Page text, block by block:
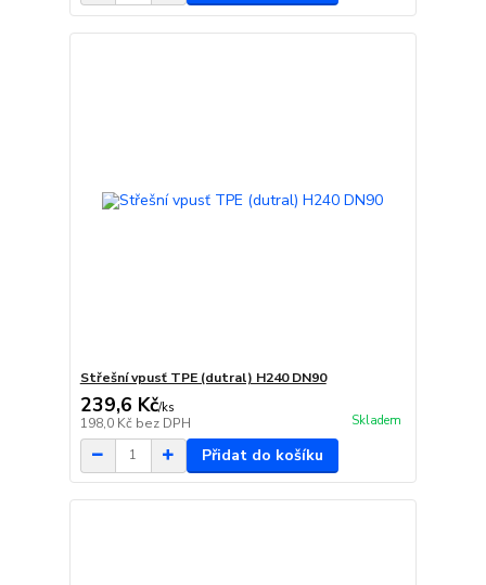
Střešní vpusť TPE (dutral) H240 DN90
239,6 Kč/ks
198,0 Kč bez DPH Skladem
Přidat do košíku